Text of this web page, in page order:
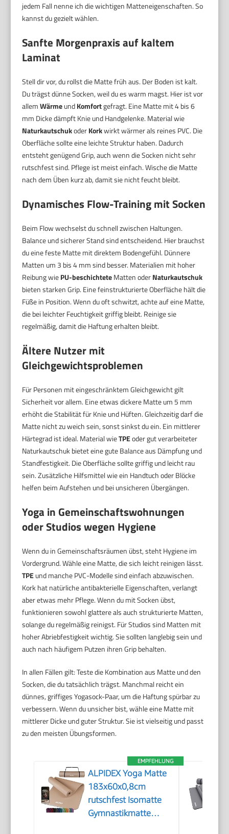
jedem Fall nenne ich die wichtigen Matteneigenschaften. So
kannst du gezielt wählen.
Sanfte Morgenpraxis auf kaltem
Laminat
Stell dir vor, du rollst die Matte früh aus. Der Boden ist kalt.
Du trägst dünne Socken, weil du es warm magst. Hier ist vor
allemWärmeundKomfortgefragt. Eine Matte mit 4 bis 6
mm Dicke dämpft Knie und Handgelenke. Material wie
NaturkautschukoderKorkwirkt wärmer als reines PVC. Die
Oberfläche sollte eine leichte Struktur haben. Dadurch
entsteht genügend Grip, auch wenn die Socken nicht sehr
rutschfest sind. Pflege ist meist einfach. Wische die Matte
nach dem Üben kurz ab, damit sie nicht feucht bleibt.
Dynamisches Flow-Training mit Socken
Beim Flow wechselst du schnell zwischen Haltungen.
Balance und sicherer Stand sind entscheidend. Hier brauchst
du eine feste Matte mit direktem Bodengefühl. Dünnere
Matten um 3 bis 4 mm sind besser. Materialien mit hoher
Reibung wiePU-beschichteteMatten oderNaturkautschuk
bieten starken Grip. Eine feinstrukturierte Oberfläche hält die
Füße in Position. Wenn du oft schwitzt, achte auf eine Matte,
die bei leichter Feuchtigkeit griffig bleibt. Reinige sie
regelmäßig, damit die Haftung erhalten bleibt.
Ältere Nutzer mit
Gleichgewichtsproblemen
Für Personen mit eingeschränktem Gleichgewicht gilt
Sicherheit vor allem. Eine etwas dickere Matte um 5 mm
erhöht die Stabilität für Knie und Hüften. Gleichzeitig darf die
Matte nicht zu weich sein, sonst sinkst du ein. Ein mittlerer
Härtegrad ist ideal. Material wieTPEoder gut verarbeiteter
Naturkautschuk bietet eine gute Balance aus Dämpfung und
Standfestigkeit. Die Oberfläche sollte griffig und leicht rau
sein. Zusätzliche Hilfsmittel wie ein Handtuch oder Blöcke
helfen beim Aufstehen und bei unsicheren Übergängen.
Yoga in Gemeinschaftswohnungen
oder Studios wegen Hygiene
Wenn du in Gemeinschaftsräumen übst, steht Hygiene im
Vordergrund. Wähle eine Matte, die sich leicht reinigen lässt.
TPEund manche PVC-Modelle sind einfach abzuwischen.
Kork hat natürliche antibakterielle Eigenschaften, verlangt
aber etwas mehr Pflege. Wenn du mit Socken übst,
funktionieren sowohl glattere als auch strukturierte Matten,
solange du regelmäßig reinigst. Für Studios sind Matten mit
hoher Abriebfestigkeit wichtig. Sie sollten langlebig sein und
auch nach häufigem Putzen ihren Grip behalten.
In allen Fällen gilt: Teste die Kombination aus Matte und den
Socken, die du tatsächlich trägst. Manchmal reicht ein
dünnes, griffiges Yogasock-Paar, um die Haftung spürbar zu
verbessern. Wenn du unsicher bist, wähle eine Matte mit
mittlerer Dicke und guter Struktur. Sie ist vielseitig und passt
zu den meisten Übungsformen.
EMPFEHLUNG
ALPIDEX Yoga Matte
183x60x0,8cm
rutschfest Isomatte
Gymnastikmatte